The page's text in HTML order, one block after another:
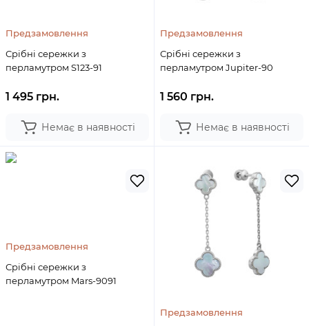
Предзамовлення
Срібні сережки з
перламутром S123-91
1 495 грн.
Немає в наявності
Предзамовлення
Срібні сережки з
перламутром Jupiter-90
1 560 грн.
Немає в наявності
Предзамовлення
Срібні сережки з
перламутром Mars-9091
Предзамовлення